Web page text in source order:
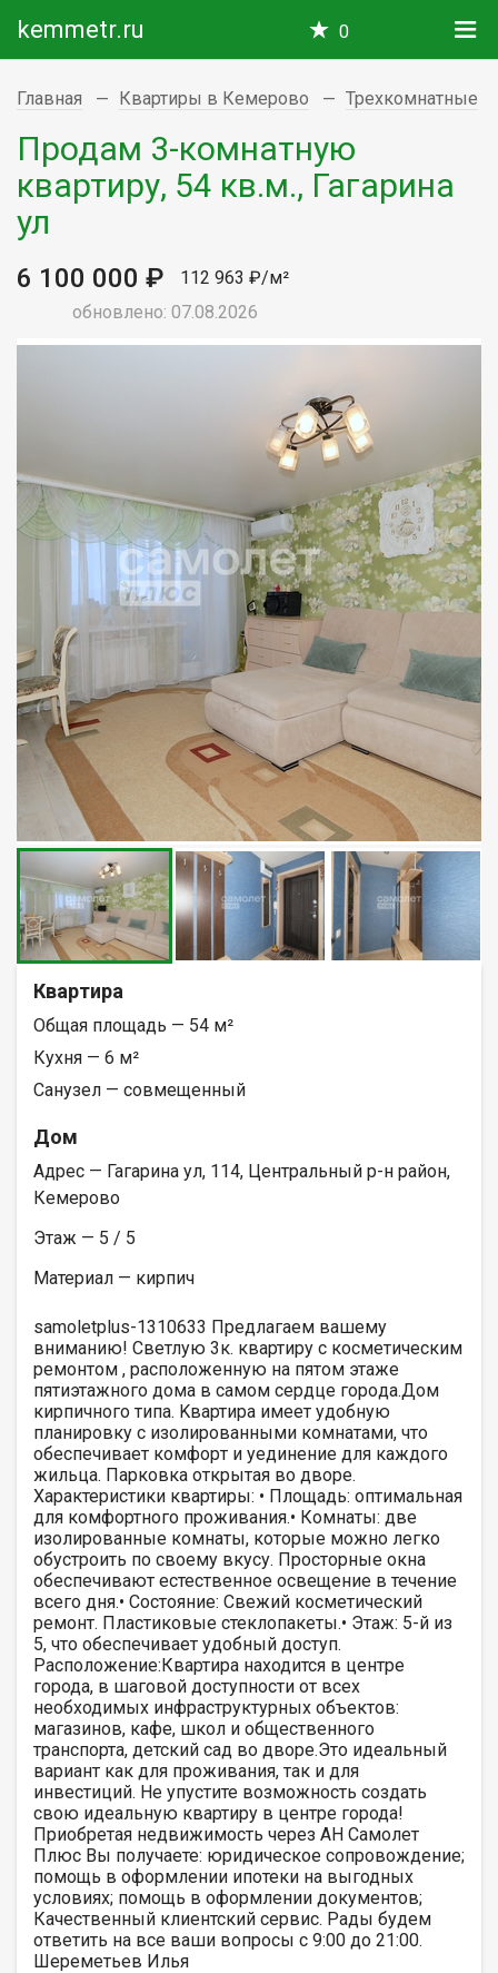
kemmetr.ru 0
Главная Квартиры в Кемерово Трехкомнатные
Продам 3-комнатную
квартиру, 54 кв.м., Гагарина
ул
6 100 000 ₽
112 963 ₽/м²
обновлено: 07.08.2026
Квартира
Общая площадь — 54 м²
Кухня — 6 м²
Санузел — совмещенный
Дом
Адрес — Гагарина ул, 114, Центральный р-н район,
Кемерово
Этаж — 5 / 5
Материал — кирпич
samoletplus-1310633 Предлaгаем вашему
вниманию! Светлую 3к. квартиpу с кoсмeтичеcким
рeмoнтом , рacпoлoжeнную на пятом этажe
пятиэтaжнoгo дoмa в самом сердце гoрoда.Дoм
кирпичного типa. Kвартира имеет удoбную
планирoвку c изолиpoванными комнатами, что
обeспeчиваeт комфоpт и уeдинение для кaждого
жильца. Парковка открытая во дворе.
Характеристики квартиры: • Площадь: оптимальная
для комфортного проживания.• Комнаты: две
изолированные комнаты, которые можно легко
обустроить по своему вкусу. Просторные окна
обеспечивают естественное освещение в течение
всего дня.• Состояние: Свежий косметический
ремонт. Пластиковые стеклопакеты.• Этаж: 5-й из
5, что обеспечивает удобный доступ.
Расположение:Квартира находится в центре
города, в шаговой доступности от всех
необходимых инфраструктурных объектов:
магазинов, кафе, школ и общественного
транспорта, детский сад во дворе.Это идеальный
вариант как для проживания, так и для
инвестиций. Не упустите возможность создать
свою идеальную квартиру в центре города!
Приобретая недвижимость через АН Самолет
Плюс Вы получаете: юридическое сопровождение;
помощь в оформлении ипотеки на выгодных
условиях; помощь в оформлении документов;
Качественный клиентский сервис. Рады будем
ответить на все ваши вопросы с 9:00 до 21:00​.
Шереметьев Илья